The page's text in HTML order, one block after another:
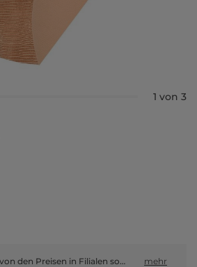
1 von 3
Online-Preise können von den Preisen in Filialen sowie Shop-in-Shop-Flächen abweichen. mehr